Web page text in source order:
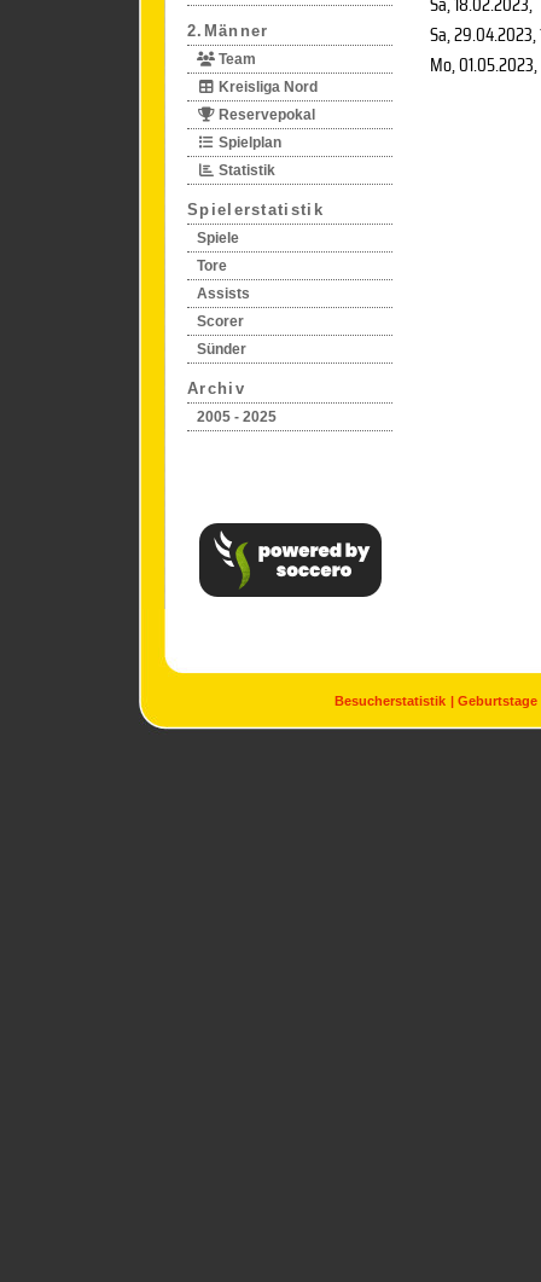
2.Männer
Team
Kreisliga Nord
Reservepokal
Spielplan
Statistik
Spielerstatistik
Spiele
Tore
Assists
Scorer
Sünder
Archiv
2005 - 2025
Sa, 29.04.2023,
Mo, 01.05.2023,
Besucherstatistik Geburtstage